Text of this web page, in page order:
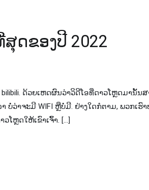
ດຂອງປີ 2022
ດ້ວຍເຫດຜົນວ່າວິດີໂອທີ່ດາວໂຫຼດມານັ້ນ
ວ່າຈະມີ WIFI ຫຼືບໍ່ມີ. ຢ່າງໃດກໍຕາມ, ພວກເຮົ
ໂຫຼດໃຫ້ເຂົາເຈົ້າ. […]